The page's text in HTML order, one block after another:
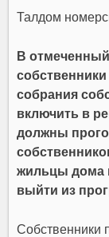
Талдом
В
собрания
включить в
должны
жильцы дома
выйти из
Собственники